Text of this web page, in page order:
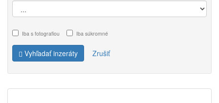
Iba s fotografiou Iba súkromné
Vyhľadať inzeráty Zrušiť